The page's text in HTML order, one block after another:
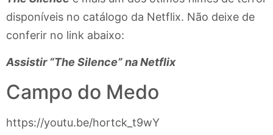
disponíveis no catálogo da Netflix. Não deixe de
conferir no link abaixo:
Assistir “The Silence” na Netflix
Campo do Medo
https://youtu.be/hortck_t9wY